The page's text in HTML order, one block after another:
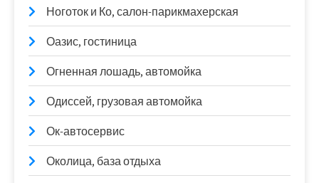
Ноготок и Ко, салон-парикмахерская
Оазис, гостиница
Огненная лошадь, автомойка
Одиссей, грузовая автомойка
Ок-автосервис
Околица, база отдыха